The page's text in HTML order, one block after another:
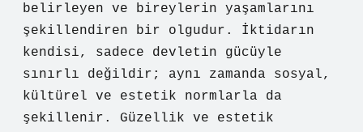
belirleyen ve bireylerin yaşamlarını
şekillendiren bir olgudur. İktidarın
kendisi, sadece devletin gücüyle
sınırlı değildir; aynı zamanda sosyal,
kültürel ve estetik normlarla da
şekillenir. Güzellik ve estetik